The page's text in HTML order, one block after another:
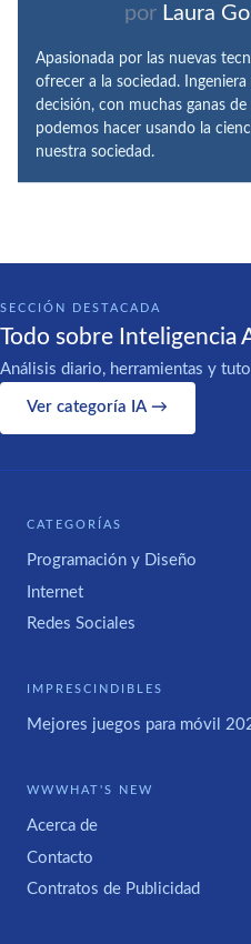
por Laura
Apasionada por las nuevas
ofrecer a la sociedad.
decisión, con muchas ganas
podemos hacer usando la
nuestra sociedad.
SECCIÓN DESTACADA
Todo sobre Inteligencia
Análisis diario, herramientas y
Ver categoría IA →
CATEGORÍAS
Programación y Diseño
Internet
Redes Sociales
IMPRESCINDIBLES
Mejores juegos para móvil
WWWHAT'S NEW
Acerca de
Contacto
Contratos de Publicidad